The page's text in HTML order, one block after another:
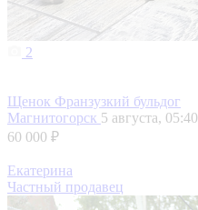
2
Щенок Франзузкий бульдог
Магнитогорск 5 августа, 05:40
60 000 ₽
Екатерина
Частный продавец